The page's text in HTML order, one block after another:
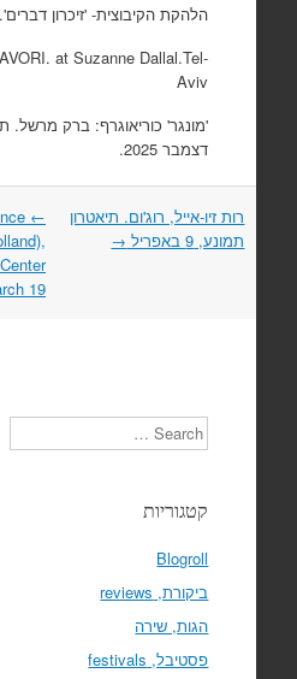
הלהקת הקיבוצית- 'זיכרון
at Suzanne Dallal.Tel-
Aviv
'מונגר' כוריאוגרף: ברק מרשל.
דצמבר 2025.
Post
navigation
←
19
רות זיו-אייל, רוג'ום. תיאטרון
תמונע, 9 באפריל
→
Search
קטגוריות
Blogroll
ביקורת, reviews
הגות, שירה
פסטיבל, festivals